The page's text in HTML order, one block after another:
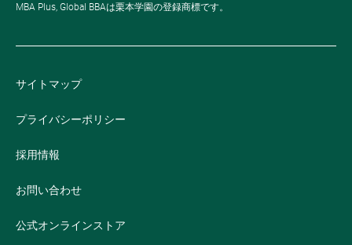
MBA Plus, Global BBAは栗本学園の登録商標です。
サイトマップ
プライバシーポリシー
採用情報
お問い合わせ
公式オンラインストア